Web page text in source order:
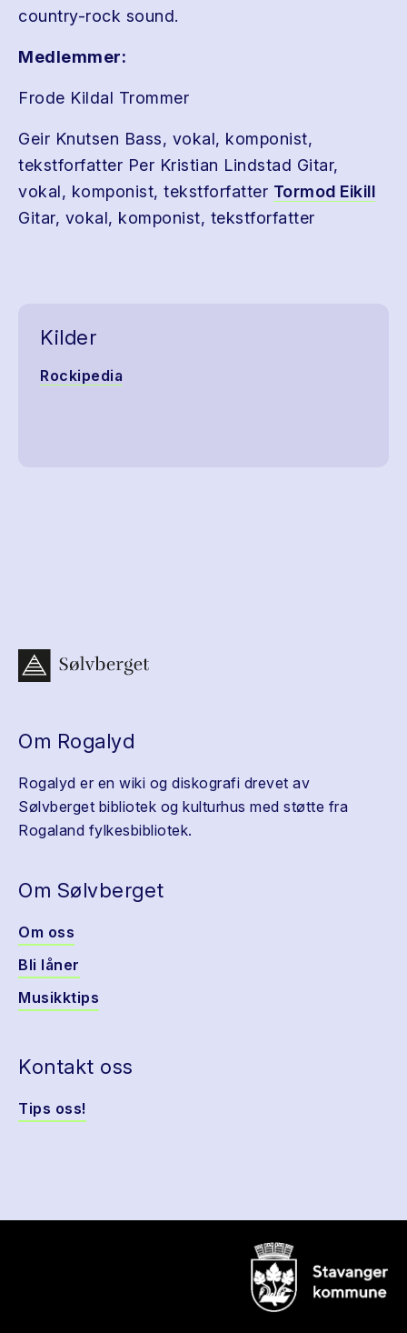
country-rock sound.
Medlemmer:
Frode Kildal Trommer
Geir Knutsen Bass, vokal, komponist,
tekstforfatter Per Kristian Lindstad Gitar,
vokal, komponist, tekstforfatter Tormod Eikill
Gitar, vokal, komponist, tekstforfatter
Kilder
Rockipedia
Om Rogalyd
Rogalyd er en wiki og diskografi drevet av
Sølvberget bibliotek og kulturhus med støtte fra
Rogaland fylkesbibliotek.
Om Sølvberget
Om oss
Bli låner
Musikktips
Kontakt oss
Tips oss!